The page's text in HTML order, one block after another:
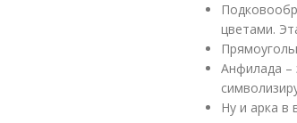
цветами.
Анфилада –
Ну и арка в